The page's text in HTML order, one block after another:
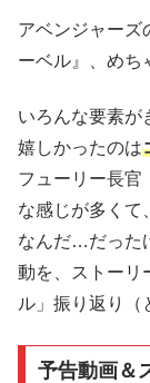
アベンジャーズ
ーベル』、めち
いろんな要素が
嬉しかったのは
フューリー長官
な感じが多くて
なんだ…だった
動を、ストーリ
ル」振り返り（
予告動画＆